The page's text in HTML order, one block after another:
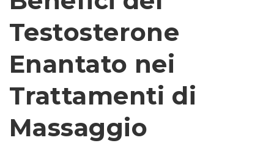
Testosterone
Enantato nei
Trattamenti di
Massaggio